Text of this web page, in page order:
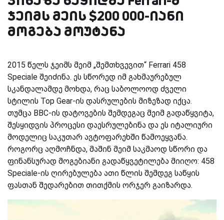
ჯეიმს მეის $200 000-იანი
მოგება მოუტანა
2015 წელს ჯეიმს მეიმ „შემთხვევით“ Ferrari 458
Speciale შეიძინა. ეს სწორედ იმ გახმაურებულ
სკანდალამდე მოხდა, რაც საბოლოოდ ძველი
სტილის Top Gear-ის დასრულების მიზეზად იქცა.
თუმცა BBC-ის დატოვების შემდეგაც მეიმ გადაწყვიტა,
შესყიდვის პროცესი დაესრულებინა და ეს იტალიური
მოდელიც საკუთარ ავტოფარეხში წამოეყვანა.
როგორც აღმოჩნდა, მაშინ მეიმ საკმაოდ სწორი და
ფინანსურად მოგებიანი გადაწყვეტილება მიიღო: 458
Speciale-ის ღირებულება ათი წლის შემდეგ საწყის
ფასთან შედარებით თითქმის ორჯერ გაიზარდა.